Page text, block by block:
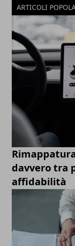
ARTICOLI
davvero tra
affidabilità